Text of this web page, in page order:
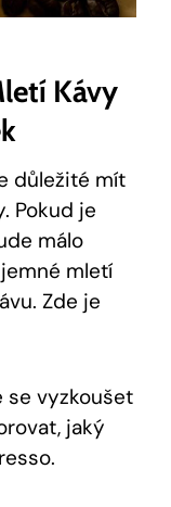
Kávy
důležité mít
Pokud je
málo
mletí
Zde je
se vyzkoušet
jaký